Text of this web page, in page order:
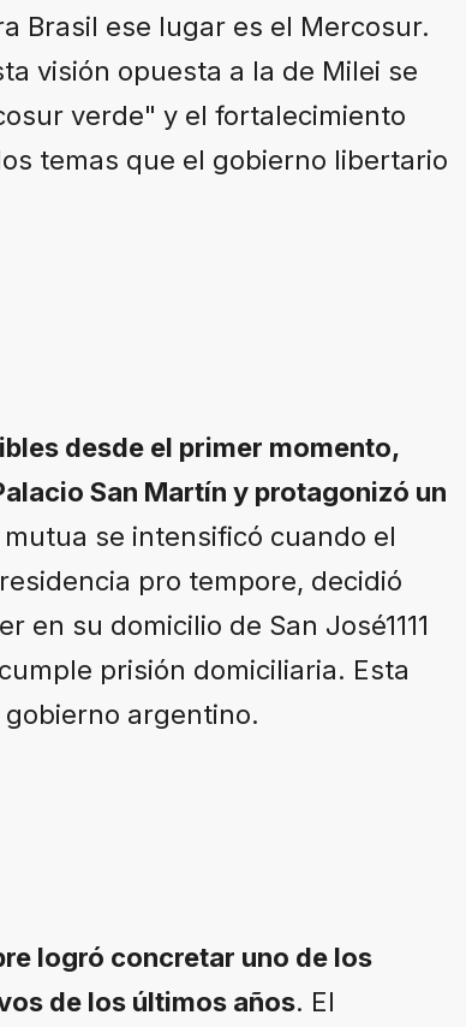
Brasil ese lugar es el Mercosur.
visión opuesta a la de Milei se
verde" y el fortalecimiento
temas que el gobierno libertario
desde el primer momento,
San Martín y protagonizó un
se intensificó cuando el
pro tempore, decidió
en su domicilio de San José1111
prisión domiciliaria. Esta
argentino.
logró concretar uno de los
de los últimos años. El